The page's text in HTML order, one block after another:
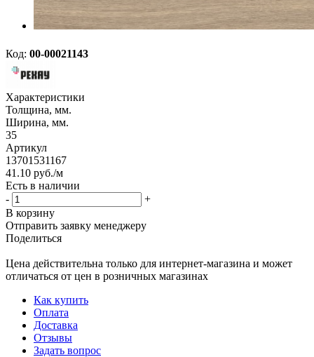
Код: 00-00021143
Характеристики
Толщина, мм.
Ширина, мм.
35
Артикул
13701531167
41.10 руб./м
Есть в наличии
-
+
В корзину
Отправить заявку менеджеру
Поделиться
Цена действительна только для интернет-магазина и может
отличаться от цен в розничных магазинах
Как купить
Оплата
Доставка
Отзывы
Задать вопрос